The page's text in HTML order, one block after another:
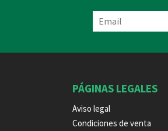
PÁGINAS LEGALES
Aviso legal
Condiciones de venta